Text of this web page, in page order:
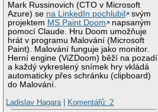
Mark Russinovich (CTO v Microsoft
Azure) se na LinkedIn pochlubil
svým
projektem MS Paint Doom
napsaným
pomocí Claude. Hru Doom umožňuje
hrát v programu Malování (Microsoft
Paint). Malování funguje jako monitor.
Herní engine (ViZDoom) běží na pozadí
a každý vykreslený snímek hry vkládá
automaticky přes schránku (clipboard)
do Malování.
Ladislav Hagara
Komentářů: 2